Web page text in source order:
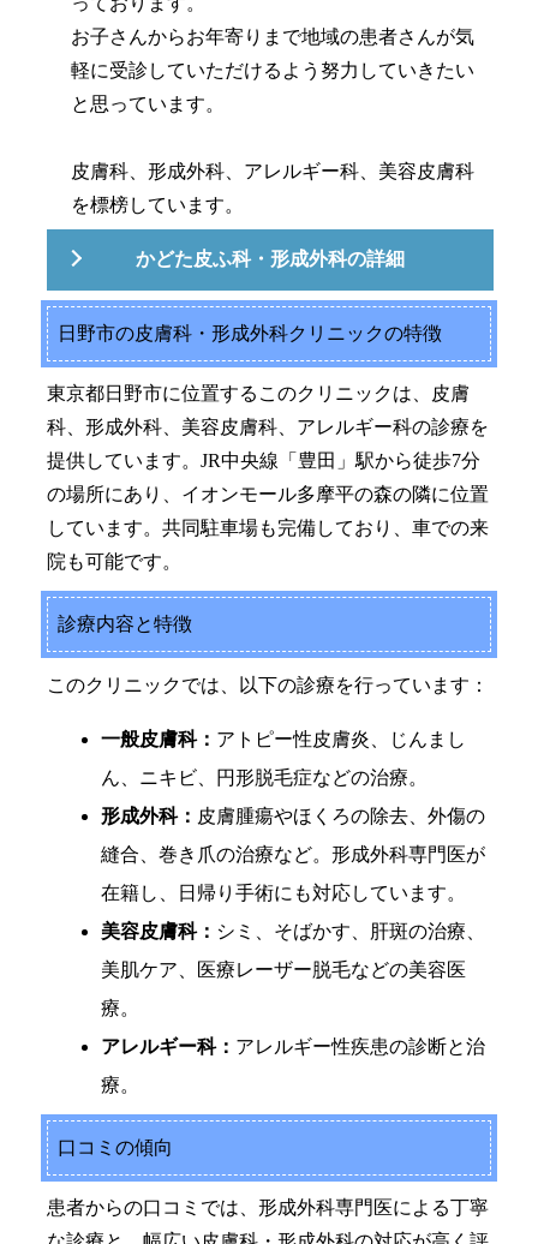
お子さんからお年寄りまで地域の患者さんが気
軽に受診していただけるよう努力していきたい
と思っています。
皮膚科、形成外科、アレルギー科、美容皮膚科
を標榜しています。
かどた皮ふ科・形成外科の詳細
日野市の皮膚科・形成外科クリニックの特徴
東京都日野市に位置するこのクリニックは、皮膚
科、形成外科、美容皮膚科、アレルギー科の診療を
提供しています。JR中央線「豊田」駅から徒歩7分
の場所にあり、イオンモール多摩平の森の隣に位置
しています。共同駐車場も完備しており、車での来
院も可能です。
診療内容と特徴
このクリニックでは、以下の診療を行っています：
一般皮膚科： アトピー性皮膚炎、じんまし
ん、ニキビ、円形脱毛症などの治療。
形成外科： 皮膚腫瘍やほくろの除去、外傷の
縫合、巻き爪の治療など。形成外科専門医が
在籍し、日帰り手術にも対応しています。
美容皮膚科： シミ、そばかす、肝斑の治療、
美肌ケア、医療レーザー脱毛などの美容医
療。
アレルギー科： アレルギー性疾患の診断と治
療。
口コミの傾向
患者からの口コミでは、形成外科専門医による丁寧